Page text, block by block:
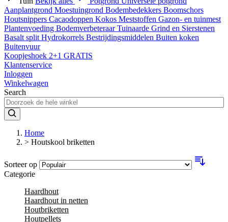
Aanplantgrond Moestuingrond Bodembedekkers Boomschors
Houtsnippers Cacaodoppen Kokos Meststoffen Gazon- en tuinmest
Plantenvoeding BodemverbeteraarTuinaarde Grind en Sierstenen
Basalt split Hydrokorrels Bestrijdingsmiddelen Buiten koken
Buitenvuur
Koopjeshoek 2+1 GRATIS
Klantenservice
Inloggen
Winkelwagen
Search
Home
> Houtskool briketten
Sorteer op
Categorie
Haardhout
Haardhout in netten
Houtbriketten
Houtpellets